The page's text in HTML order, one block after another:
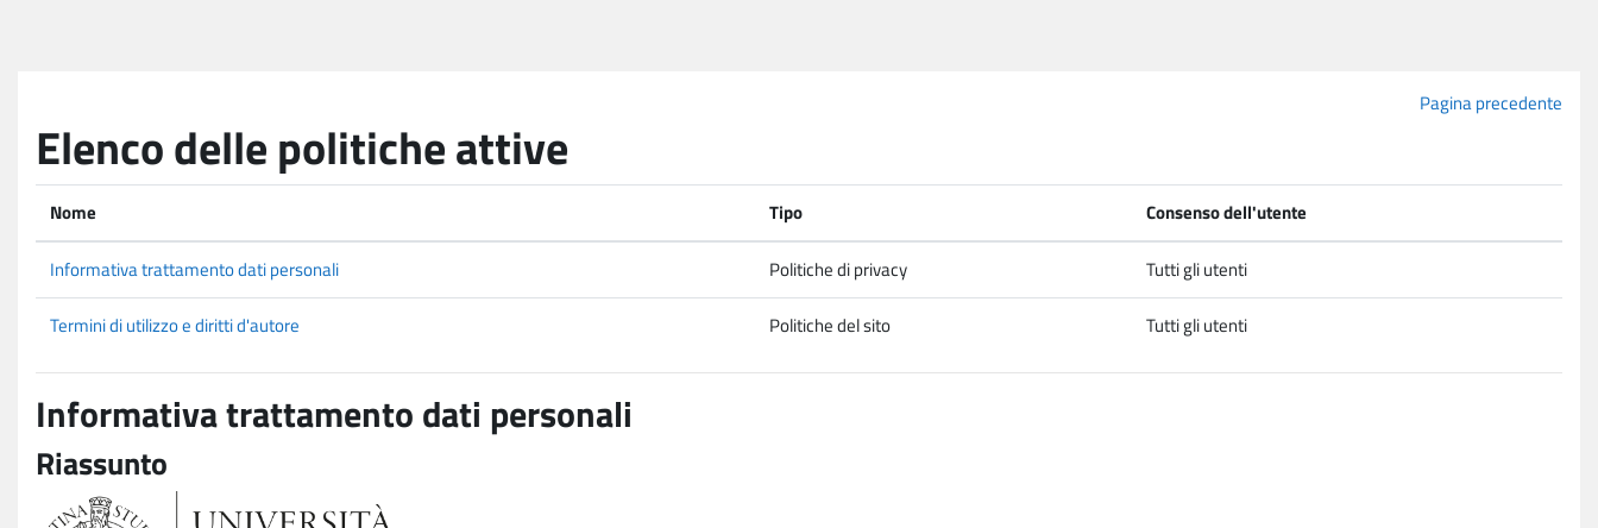
Pagina precedente
Elenco delle politiche attive
Nome Tipo Consenso dell'utente
Informativa trattamento dati personali Politiche di privacy Tutti gli utenti
Termini di utilizzo e diritti d'autore Politiche del sito Tutti gli utenti
Informativa trattamento dati personali
Riassunto